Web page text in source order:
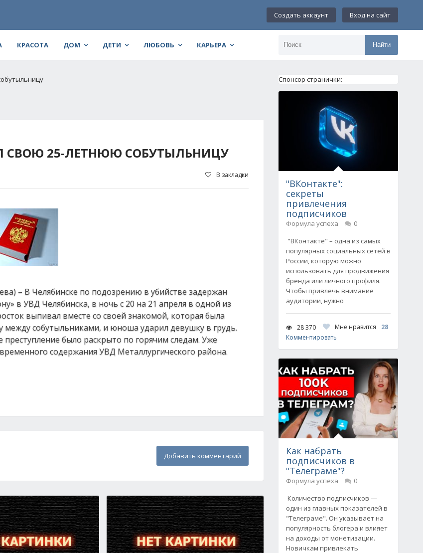
Создать аккаунт Вход на сайт
КРАСОТА ДОМ ДЕТИ ЛЮБОВЬ КАРЬЕРА Найти
СВОЮ 25-ЛЕТНЮЮ СОБУТЫЛЬНИЦУ
В закладки
– В Челябинске по подозрению в убийстве задержан
в УВД Челябинска, в ночь с 20 на 21 апреля в одной из
выпивал вместе со своей знакомой, которая была
между собутыльниками, и юноша ударил девушку в грудь.
было раскрыто по горячим следам. Уже
содержания УВД Металлургического района.
Добавить комментарий
Спонсор странички:
"ВКонтакте":
секреты
привлечения
подписчиков
Формула успеха
0
"ВКонтакте" – одна из самых
популярных социальных сетей в
России, которую можно
использовать для продвижения
бренда или личного профиля.
Чтобы привлечь внимание
аудитории, нужно
28 370 Мне нравится
28
Комментировать
Как набрать
подписчиков в
"Телеграме"?
Формула успеха
0
Количество подписчиков —
один из главных показателей в
"Телеграме". Он указывает на
популярность блогера и влияет
на доходы от монетизации.
Новичкам привлекать